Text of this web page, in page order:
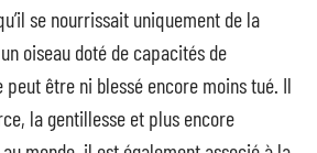
se nourrissait uniquement de la
oiseau doté de capacités de
peut être ni blessé encore moins tué. Il
la gentillesse et plus encore